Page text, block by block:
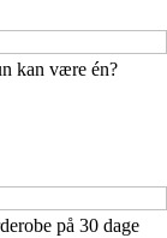
kan være én?
på 30 dage